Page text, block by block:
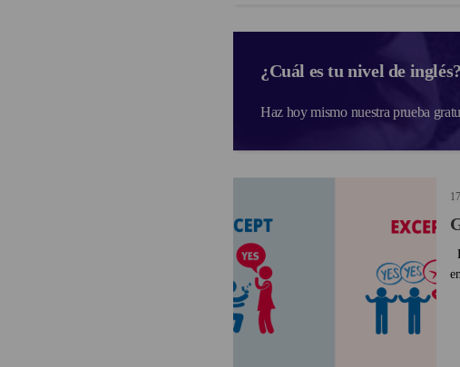
¿Cuál es tu nivel de inglés?
Haz hoy mismo nuestra prueba
17